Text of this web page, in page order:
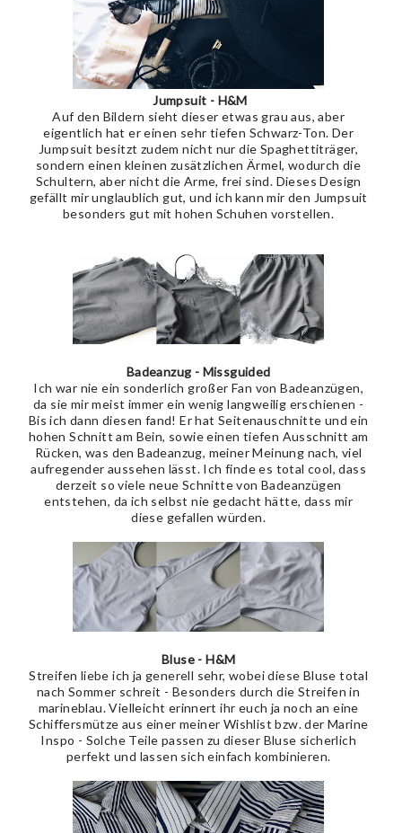
Jumpsuit - H&M
Auf den Bildern sieht dieser etwas grau aus, aber
eigentlich hat er einen sehr tiefen Schwarz-Ton. Der
Jumpsuit besitzt zudem nicht nur die Spaghettiträger,
sondern einen kleinen zusätzlichen Ärmel, wodurch die
Schultern, aber nicht die Arme, frei sind. Dieses Design
gefällt mir unglaublich gut, und ich kann mir den Jumpsuit
besonders gut mit hohen Schuhen vorstellen.
Badeanzug - Missguided
Ich war nie ein sonderlich großer Fan von Badeanzügen,
da sie mir meist immer ein wenig langweilig erschienen -
Bis ich dann diesen fand! Er hat Seitenauschnitte und ein
hohen Schnitt am Bein, sowie einen tiefen Ausschnitt am
Rücken, was den Badeanzug, meiner Meinung nach, viel
aufregender aussehen lässt. Ich finde es total cool, dass
derzeit so viele neue Schnitte von Badeanzügen
entstehen, da ich selbst nie gedacht hätte, dass mir
diese gefallen würden.
Bluse - H&M
Streifen liebe ich ja generell sehr, wobei diese Bluse total
nach Sommer schreit - Besonders durch die Streifen in
marineblau. Vielleicht erinnert ihr euch ja noch an eine
Schiffersmütze aus einer meiner Wishlist bzw. der Marine
Inspo - Solche Teile passen zu dieser Bluse sicherlich
perfekt und lassen sich einfach kombinieren.